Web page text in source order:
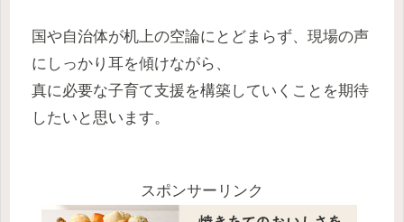
国や自治体が机上の空論にとどまらず、現場の声
にしっかり耳を傾けながら、
真に必要な子育て支援を構築していくことを期待
したいと思います。
スポンサーリンク